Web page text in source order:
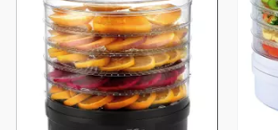
Vista Previa